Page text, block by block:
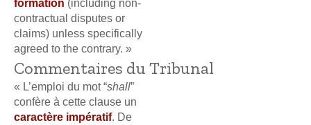
formation (including non-
contractual disputes or
claims) unless specifically
agreed to the contrary. »
Commentaires du Tribunal
« L’emploi du mot “shall”
confère à cette clause un
caractère impératif. De